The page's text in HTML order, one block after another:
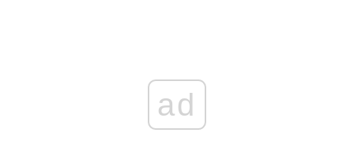
ad